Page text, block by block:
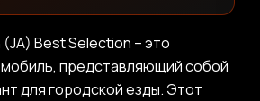
(JA) Best Selection – это
представляющий собой
для городской езды. Этот